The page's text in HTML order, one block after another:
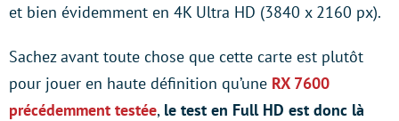
et bien évidemment en 4K Ultra HD (3840 x 2160 px).
Sachez avant toute chose que cette carte est plutôt
pour jouer en haute définition qu’une RX 7600
précédemment testée, le test en Full HD est donc là